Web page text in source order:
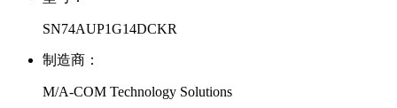
SN74AUP1G14DCKR
制造商：
M/A-COM Technology Solutions